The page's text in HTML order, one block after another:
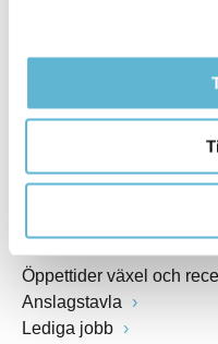
Fax: 0456-82 22 00
Öppettider växel och
Anslagstavla
Lediga jobb